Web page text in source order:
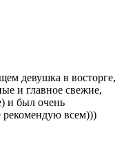
девушка в восторге,
и главное свежие,
и был очень
всем)))